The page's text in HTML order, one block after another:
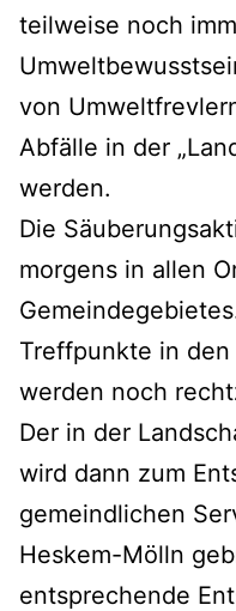
teilweise noch
von
Abfälle in der
werden.
Die
morgens in allen
Treffpunkte in
werden noch
Der in der
wird dann zum
gemeindlichen
Heskem-Mölln
entsprechende